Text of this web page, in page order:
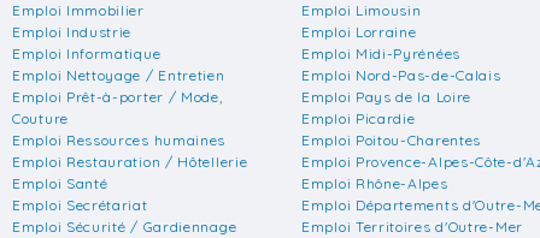
Emploi Immobilier
Emploi Industrie
Emploi Informatique
Emploi Nettoyage / Entretien
Emploi Prêt-à-porter / Mode,
Couture
Emploi Ressources humaines
Emploi Restauration / Hôtellerie
Emploi Santé
Emploi Secrétariat
Emploi Sécurité / Gardiennage
Emploi Limousin
Emploi Lorraine
Emploi Midi-Pyrénées
Emploi Nord-Pas-de-Calais
Emploi Pays de la Loire
Emploi Picardie
Emploi Poitou-Charentes
Emploi Provence-Alpes-Côte-
Emploi Rhône-Alpes
Emploi Départements d'Outre-
Emploi Territoires d'Outre-Mer